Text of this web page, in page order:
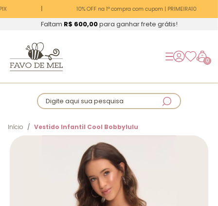
10% OFF na 1ª compra com cupom | PRIMEIRA10
Faltam R$ 600,00para ganhar frete grátis!
0
Digite aqui sua pesquisa
Início Vestido Infantil Cool Bobbylulu